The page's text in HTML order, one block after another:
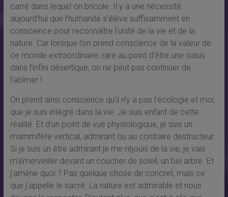
carré dans lequel on bricole. Il y a une nécessité
aujourd’hui que l’humanité s’élève suffisamment en
conscience pour reconnaître l’unité de la vie et de la
nature. Car lorsque l’on prend conscience de la valeur de
ce monde extraordinaire, rare au point d’être une oasis
dans l’infini désertique, on ne peut pas continuer de
l’abîmer !
On prend ainsi conscience qu’il n’y a pas l’écologie et moi,
que je suis intégré dans la vie. Je suis enfant de cette
réalité. Et d’un point de vue physiologique, je suis un
mammifère vertical, admirant ou au contraire destructeur.
Si je suis un être admirant je me réjouis de la vie, je vais
m’émerveiller devant un coucher de soleil, un bel arbre. Et
j’amène quoi ? Pas quelque chose de concret, mais ce
que j’appelle le sacré. La nature est admirable et nous